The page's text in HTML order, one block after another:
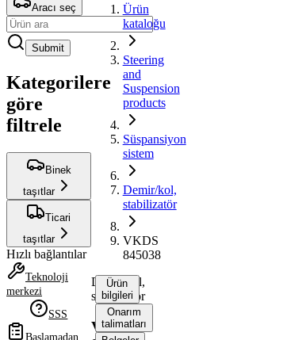
Aracı seç
Submit
Kategorilere
göre
filtrele
Binek
taşıtlar
Ticari
taşıtlar
Hızlı bağlantılar
Teknoloji
merkezi
SSS
Başlamadan
Ürün
kataloğu
Steering
and
Suspension
products
Süspansiyon
sistem
Demir/kol,
stabilizatör
VKDS
845038
Demir/kol,
stabilizatör
VKDS
Ürün
bilgileri
Onarım
talimatları